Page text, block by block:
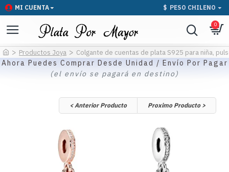
MI CUENTA $ PESO CHILENO
0
Productos Joya Colgante de cuentas de plata S925 para niña,
Ahora Puedes Comprar Desde Unidad / Envío Por Pagar
(el envío se pagará en destino)
< Anterior Producto Proximo Producto >